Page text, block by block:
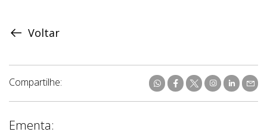
Voltar
Compartilhe:
Ementa: